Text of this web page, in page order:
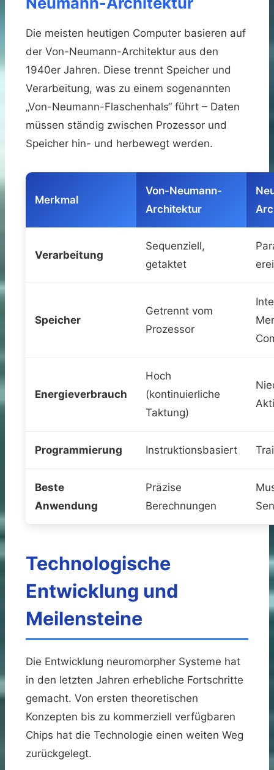
Die meisten heutigen Computer basieren auf
der Von-Neumann-Architektur aus den
1940er Jahren. Diese trennt Speicher und
Verarbeitung, was zu einem sogenannten
„Von-Neumann-Flaschenhals“ führt – Daten
müssen ständig zwischen Prozessor und
Speicher hin- und herbewegt werden.
Merkmal
Von-Neumann-
Architektur
Verarbeitung
Sequenziell,
getaktet
Speicher
Getrennt vom
Prozessor
Energieverbrauch
Hoch
(kontinuierliche
Taktung)
Programmierung Instruktionsbasiert
Beste
Anwendung
Präzise
Berechnungen
Technologische
Entwicklung und
Meilensteine
Die Entwicklung neuromorpher Systeme hat
in den letzten Jahren erhebliche Fortschritte
gemacht. Von ersten theoretischen
Konzepten bis zu kommerziell verfügbaren
Chips hat die Technologie einen weiten Weg
zurückgelegt.